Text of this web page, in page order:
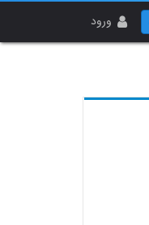
ورود